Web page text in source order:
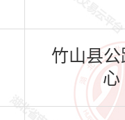
竹山县
心